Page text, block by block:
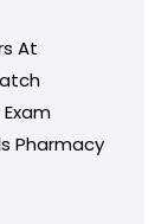
At
Pharmacy